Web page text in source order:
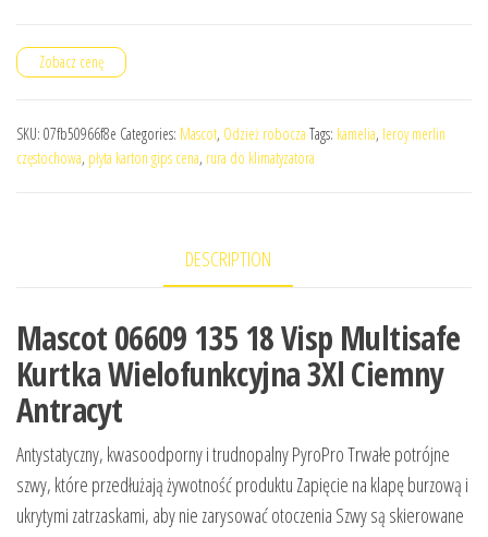
Zobacz cenę
SKU: 07fb50966f8e Categories: Mascot, Odzież robocza Tags: kamelia, leroy merlin
częstochowa, płyta karton gips cena, rura do klimatyzatora
DESCRIPTION
Mascot 06609 135 18 Visp Multisafe
Kurtka Wielofunkcyjna 3Xl Ciemny
Antracyt
Antystatyczny, kwasoodporny i trudnopalny PyroPro Trwałe potrójne
szwy, które przedłużają żywotność produktu Zapięcie na klapę burzową i
ukrytymi zatrzaskami, aby nie zarysować otoczenia Szwy są skierowane